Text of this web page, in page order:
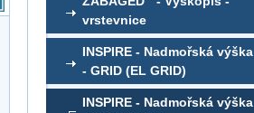
vrstevnice
INSPIRE - Nadmořská výška
- GRID (EL GRID)
INSPIRE - Nadmořská výška